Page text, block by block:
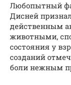
Любопытный
Дисней
действенным
животными,
состояния у
созданий
боли нежным